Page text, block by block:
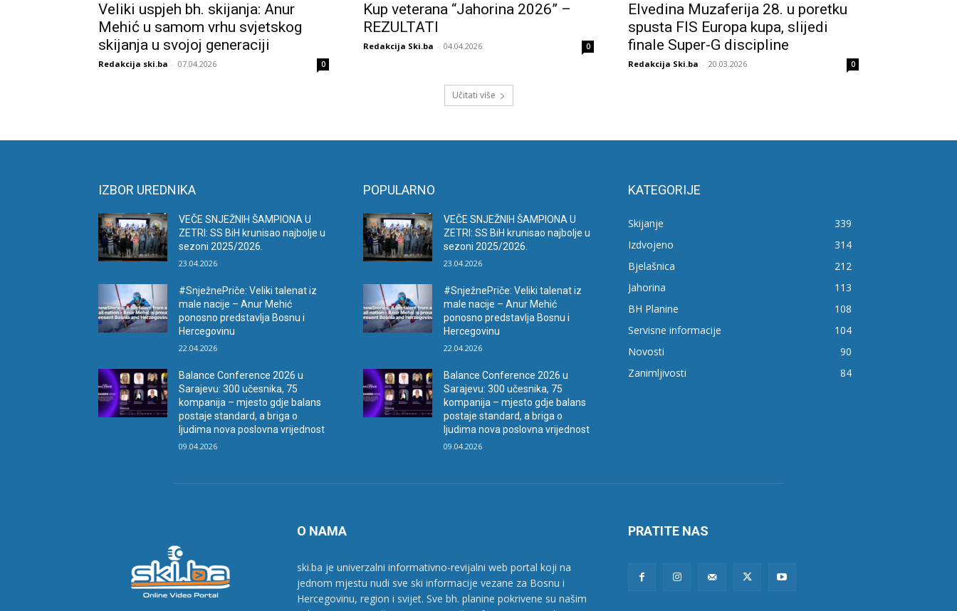
Veliki uspjeh bh. skijanja: Anur
Mehić u samom vrhu svjetskog
skijanja u svojoj generaciji
Redakcija ski.ba - 07.04.2026 0
Kup veterana “Jahorina 2026” –
REZULTATI
Redakcija Ski.ba - 04.04.2026 0
Elvedina Muzaferija 28. u poretku
spusta FIS Europa kupa, slijedi
finale Super-G discipline
Redakcija Ski.ba - 20.03.2026 0
Učitati više
IZBOR UREDNIKA
VEČE SNJEŽNIH ŠAMPIONA U
ZETRI: SS BiH krunisao najbolje u
sezoni 2025/2026.
23.04.2026
#SnježnePriče: Veliki talenat iz
male nacije – Anur Mehić
ponosno predstavlja Bosnu i
Hercegovinu
22.04.2026
Balance Conference 2026 u
Sarajevu: 300 učesnika, 75
kompanija – mjesto gdje balans
postaje standard, a briga o
ljudima nova poslovna vrijednost
09.04.2026
POPULARNO
VEČE SNJEŽNIH ŠAMPIONA U
ZETRI: SS BiH krunisao najbolje u
sezoni 2025/2026.
23.04.2026
#SnježnePriče: Veliki talenat iz
male nacije – Anur Mehić
ponosno predstavlja Bosnu i
Hercegovinu
22.04.2026
Balance Conference 2026 u
Sarajevu: 300 učesnika, 75
kompanija – mjesto gdje balans
postaje standard, a briga o
ljudima nova poslovna vrijednost
09.04.2026
KATEGORIJE
Skijanje
339
Izdvojeno
314
Bjelašnica
212
Jahorina
113
BH Planine
108
Servisne informacije
104
Novosti
90
Zanimljivosti
84
O NAMA
ski.ba je univerzalni informativno-revijalni web portal koji na
jednom mjestu nudi sve ski informacije vezane za Bosnu i
Hercegovinu, region i svijet. Sve bh. planine pokrivene su našim
PRATITE NAS